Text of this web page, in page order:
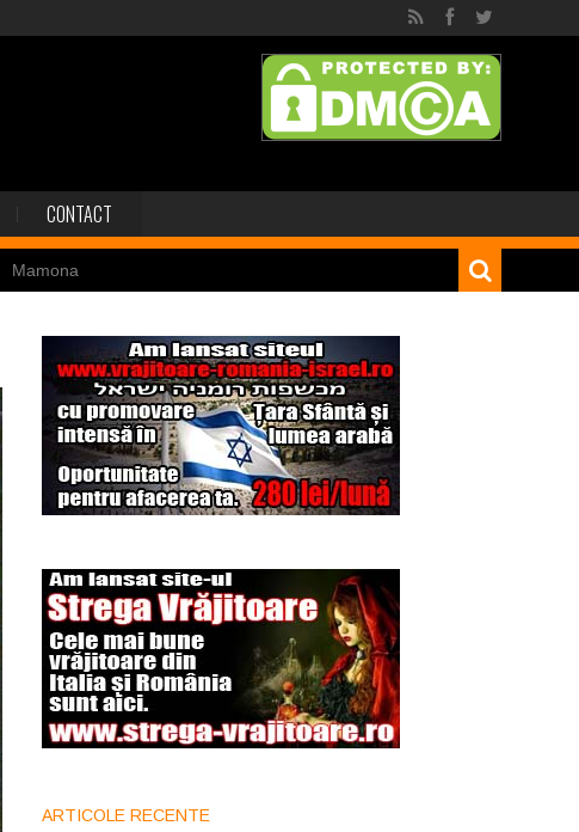
CONTACT
Mamona
şi Minele regelui Solomon
Spaniei
ARTICOLE RECENTE